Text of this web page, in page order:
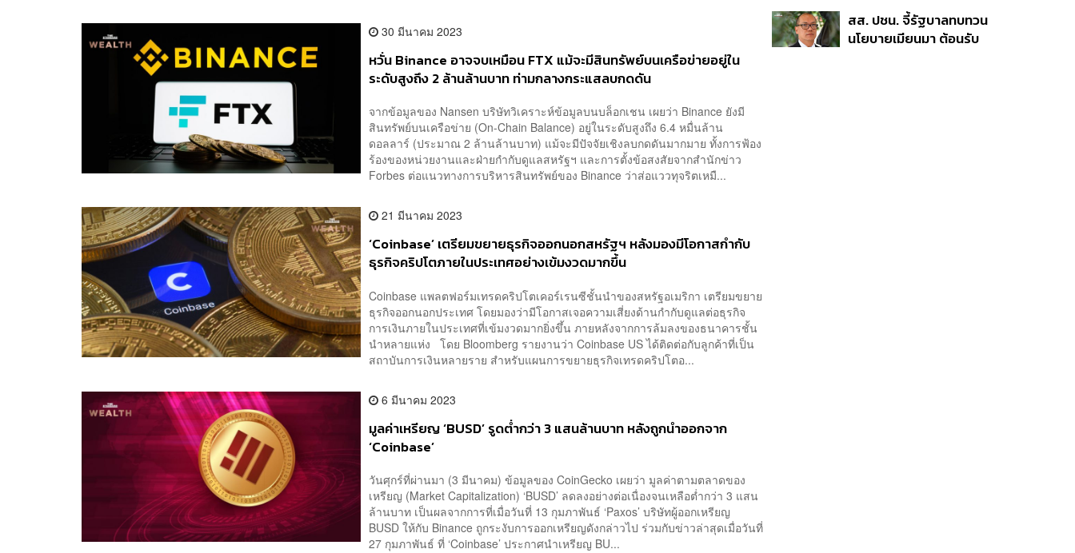
30 มีนาคม 2023
หวั่น Binance อาจจบเหมือน FTX แม้จะมีสินทรัพย์บนเครือข่ายอยู่ใน
ระดับสูงถึง 2 ล้านล้านบาท ท่ามกลางกระแสลบกดดัน
จากข้อมูลของ Nansen บริษัทวิเคราะห์ข้อมูลบนบล็อกเชน เผยว่า Binance ยังมี
สินทรัพย์บนเครือข่าย (On-Chain Balance) อยู่ในระดับสูงถึง 6.4 หมื่นล้าน
ดอลลาร์ (ประมาณ 2 ล้านล้านบาท) แม้จะมีปัจจัยเชิงลบกดดันมากมาย ทั้งการฟ้อง
ร้องของหน่วยงานและฝ่ายกำกับดูแลสหรัฐฯ และการตั้งข้อสงสัยจากสำนักข่าว
Forbes ต่อแนวทางการบริหารสินทรัพย์ของ Binance ว่าส่อแววทุจริตเหมื...
21 มีนาคม 2023
‘Coinbase’ เตรียมขยายธุรกิจออกนอกสหรัฐฯ หลังมองมีโอกาสกำกับ
ธุรกิจคริปโตภายในประเทศอย่างเข้มงวดมากขึ้น
Coinbase แพลตฟอร์มเทรดคริปโตเคอร์เรนซีชั้นนำของสหรัฐอเมริกา เตรียมขยาย
ธุรกิจออกนอกประเทศ โดยมองว่ามีโอกาสเจอความเสี่ยงด้านกำกับดูแลต่อธุรกิจ
การเงินภายในประเทศที่เข้มงวดมากยิ่งขึ้น ภายหลังจากการล้มลงของธนาคารชั้น
นำหลายแห่ง โดย Bloomberg รายงานว่า Coinbase US ได้ติดต่อกับลูกค้าที่เป็น
สถาบันการเงินหลายราย สำหรับแผนการขยายธุรกิจเทรดคริปโตอ...
6 มีนาคม 2023
มูลค่าเหรียญ ‘BUSD’ รูดต่ำกว่า 3 แสนล้านบาท หลังถูกนำออกจาก
‘Coinbase’
วันศุกร์ที่ผ่านมา (3 มีนาคม) ข้อมูลของ CoinGecko เผยว่า มูลค่าตามตลาดของ
เหรียญ (Market Capitalization) ‘BUSD’ ลดลงอย่างต่อเนื่องจนเหลือต่ำกว่า 3 แสน
ล้านบาท เป็นผลจากการที่เมื่อวันที่ 13 กุมภาพันธ์ ‘Paxos’ บริษัทผู้ออกเหรียญ
BUSD ให้กับ Binance ถูกระงับการออกเหรียญดังกล่าวไป ร่วมกับข่าวล่าสุดเมื่อวันที่
27 กุมภาพันธ์ ที่ ‘Coinbase’ ประกาศนำเหรียญ BU...
ปากคำ
สส. ปชน. จี้รัฐบาลทบทวน
นโยบายเมียนมา ต้อนรับ